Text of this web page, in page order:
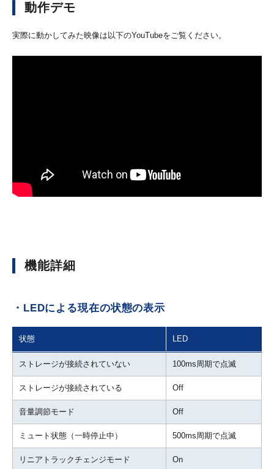
動作デモ
実際に動かしてみた映像は以下のYouTubeをご覧ください。
機能詳細
・LEDによる現在の状態の表示
状態 LED
ストレージが接続されていない 100ms周期で点滅
ストレージが接続されている Off
音量調節モード Off
ミュート状態（一時停止中） 500ms周期で点滅
リニアトラックチェンジモード On